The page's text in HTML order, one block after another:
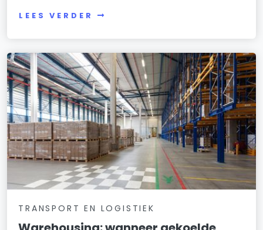
LEES VERDER
TRANSPORT EN LOGISTIEK